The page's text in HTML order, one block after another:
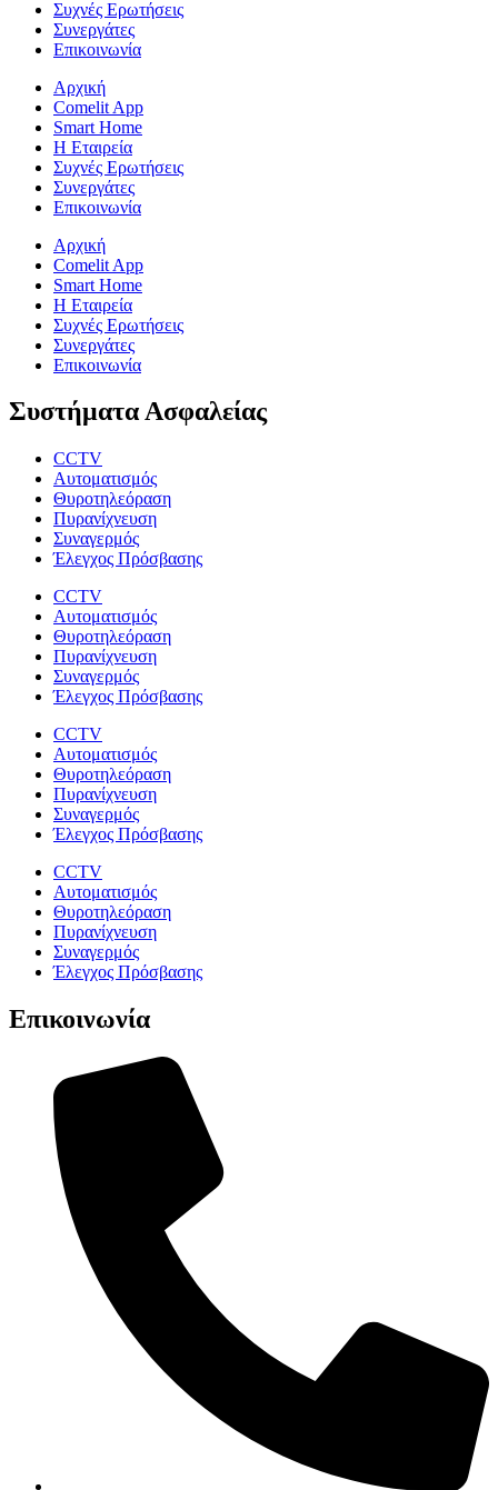
Συχνές Ερωτήσεις
Συνεργάτες
Επικοινωνία
Αρχική
Comelit App
Smart Home
Η Εταιρεία
Συχνές Ερωτήσεις
Συνεργάτες
Επικοινωνία
Αρχική
Comelit App
Smart Home
Η Εταιρεία
Συχνές Ερωτήσεις
Συνεργάτες
Επικοινωνία
Συστήματα Ασφαλείας
CCTV
Αυτοματισμός
Θυροτηλεόραση
Πυρανίχνευση
Συναγερμός
Έλεγχος Πρόσβασης
CCTV
Αυτοματισμός
Θυροτηλεόραση
Πυρανίχνευση
Συναγερμός
Έλεγχος Πρόσβασης
CCTV
Αυτοματισμός
Θυροτηλεόραση
Πυρανίχνευση
Συναγερμός
Έλεγχος Πρόσβασης
CCTV
Αυτοματισμός
Θυροτηλεόραση
Πυρανίχνευση
Συναγερμός
Έλεγχος Πρόσβασης
Επικοινωνία